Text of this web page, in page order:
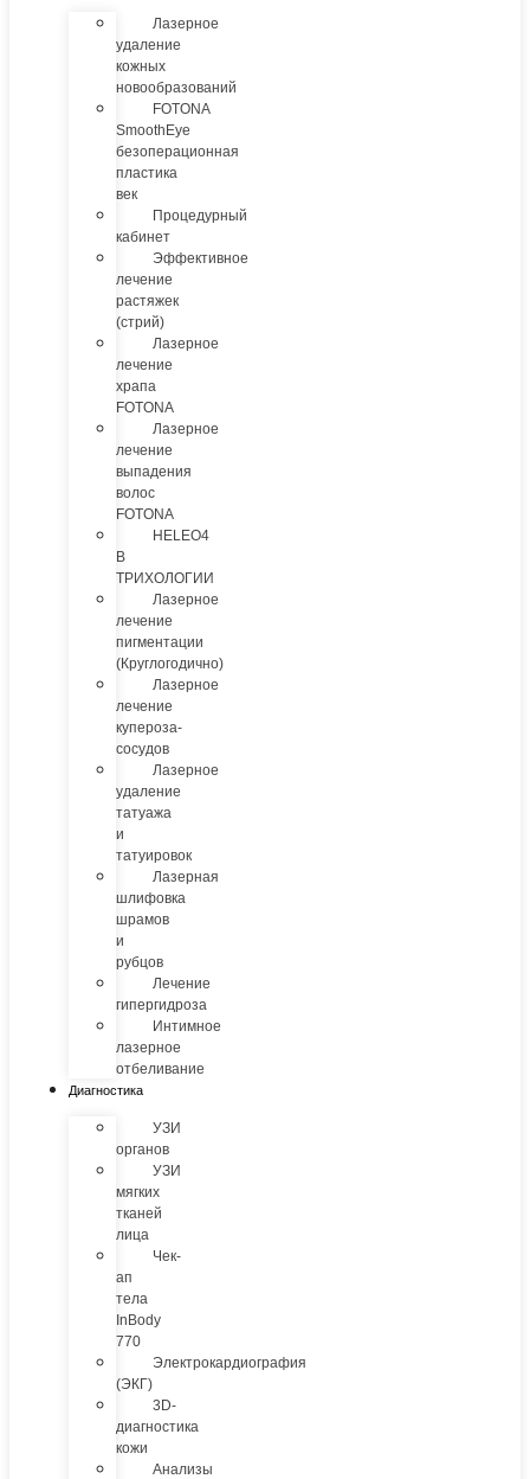
Лазерное
удаление
кожных
новообразований
FOTONA
SmoothEye
безоперационная
пластика
век
Процедурный
кабинет
Эффективное
лечение
растяжек
(стрий)
Лазерное
лечение
храпа
FOTONA
Лазерное
лечение
выпадения
волос
FOTONA
HELEO4
В
ТРИХОЛОГИИ
Лазерное
лечение
пигментации
(Круглогодично)
Лазерное
лечение
купероза-
сосудов
Лазерное
удаление
татуажа
и
татуировок
Лазерная
шлифовка
шрамов
и
рубцов
Лечение
гипергидроза
Интимное
лазерное
отбеливание
Диагностика
УЗИ
органов
УЗИ
мягких
тканей
лица
Чек-
ап
тела
InBody
770
Электрокардиография
(ЭКГ)
3D-
диагностика
кожи
Анализы